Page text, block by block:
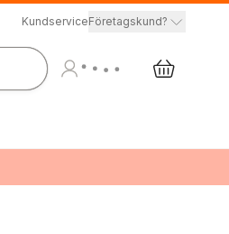
KundserviceFöretagskund?